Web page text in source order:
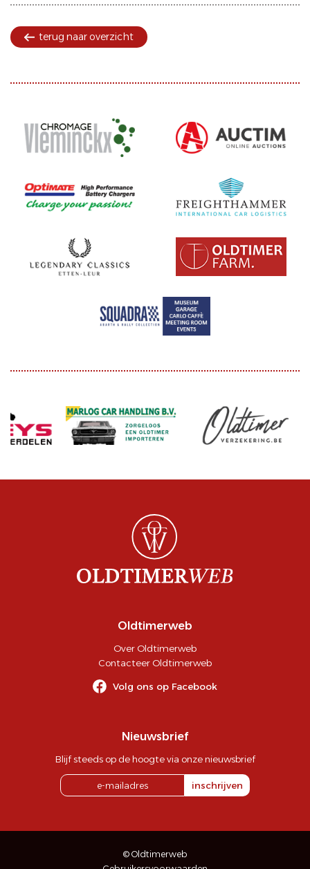
terug naar overzicht
Oldtimerweb
Over Oldtimerweb
Contacteer Oldtimerweb
Volg ons op Facebook
Nieuwsbrief
Blijf steeds op de hoogte via onze nieuwsbrief
inschrijven
© Oldtimerweb